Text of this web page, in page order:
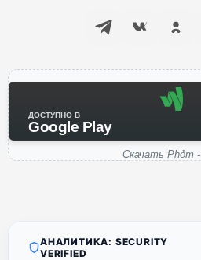
ДОСТУПНО В
Google Play
Скачать Phỏm
АНАЛИТИКА: SECURITY
VERIFIED